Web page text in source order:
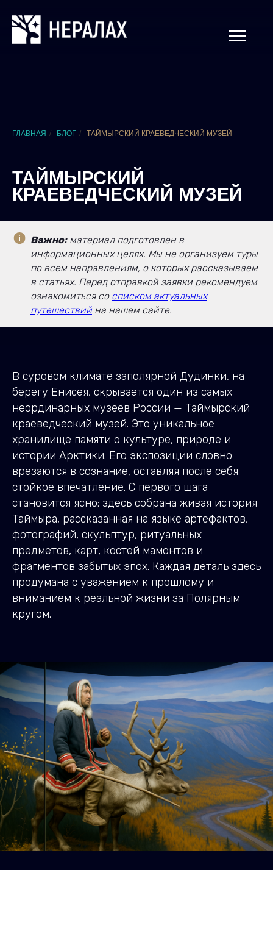
ГЛАВНАЯ / БЛОГ / ТАЙМЫРСКИЙ КРАЕВЕДЧЕСКИЙ МУЗЕЙ
ТАЙМЫРСКИЙ
КРАЕВЕДЧЕСКИЙ МУЗЕЙ
Важно:материал подготовлен в
информационных целях. Мы не организуем туры
по всем направлениям, о которых рассказываем
в статьях. Перед отправкой заявки рекомендуем
ознакомиться со списком актуальных
путешествийна нашем сайте.
В суровом климате заполярной Дудинки, на
берегу Енисея, скрывается один из самых
неординарных музеев России — Таймырский
краеведческий музей. Это уникальное
хранилище памяти о культуре, природе и
истории Арктики. Его экспозиции словно
врезаются в сознание, оставляя после себя
стойкое впечатление. С первого шага
становится ясно: здесь собрана живая история
Таймыра, рассказанная на языке артефактов,
фотографий, скульптур, ритуальных
предметов, карт, костей мамонтов и
фрагментов забытых эпох. Каждая деталь здесь
продумана с уважением к прошлому и
вниманием к реальной жизни за Полярным
кругом.